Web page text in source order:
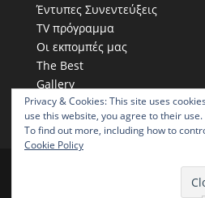
Έντυπες Συνεντεύξεις
TV πρόγραμμα
Οι εκπομπές μας
The Best
Gallery
Η παρουσία μας στα social
συνοικεσίων
Privacy & Cookies: This site uses
use this website, you agree to their use.
To find out more, including how to
Cookie Policy